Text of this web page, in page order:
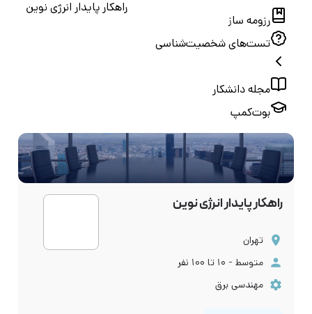
رزومه ساز
تست‌های شخصیت‌شناسی
مجله دانشکار
بوت‌کمپ
راهکار پایدار انرژی نوین
راهکار پایدار انرژی نوین
تهران
متوسط - ۱۰ تا ۱۰۰ نفر
مهندسی برق